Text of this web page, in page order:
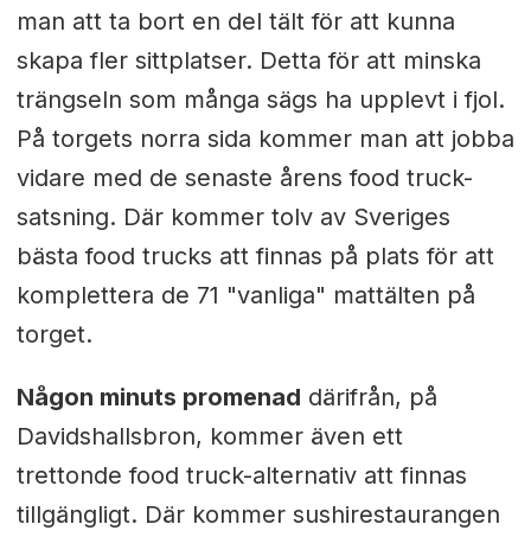
man att ta bort en del tält för att kunna
skapa fler sittplatser. Detta för att minska
trängseln som många sägs ha upplevt i fjol.
På torgets norra sida kommer man att jobba
vidare med de senaste årens food truck-
satsning. Där kommer tolv av Sveriges
bästa food trucks att finnas på plats för att
komplettera de 71 "vanliga" mattälten på
torget.
Någon minuts promenad därifrån, på
Davidshallsbron, kommer även ett
trettonde food truck-alternativ att finnas
tillgängligt. Där kommer sushirestaurangen